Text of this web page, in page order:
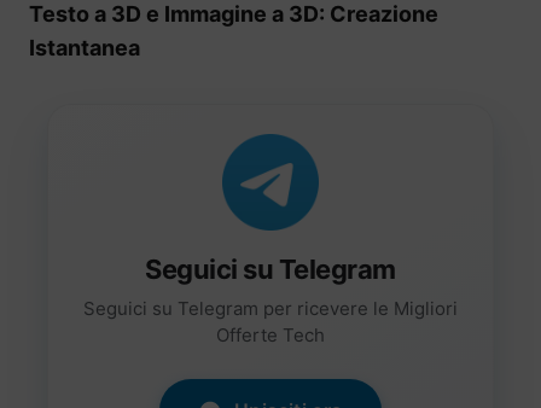
Testo a 3D e Immagine a 3D: Creazione
Istantanea
Seguici su Telegram
Seguici su Telegram per ricevere le Migliori
Offerte Tech